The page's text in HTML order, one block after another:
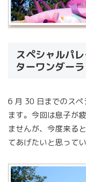
スペシャルパ
ターワンダーラ
6 月 30 日までのス
ます。今回は息子が
ませんが、今度来る
てあげたいと思ってい